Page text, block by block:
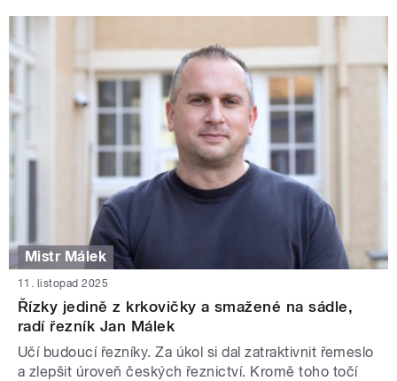
Mistr Málek
11. listopad 2025
Řízky jedině z krkovičky a smažené na sádle,
radí řezník Jan Málek
Učí budoucí řezníky. Za úkol si dal zatraktivnit řemeslo
a zlepšit úroveň českých řeznictví. Kromě toho točí